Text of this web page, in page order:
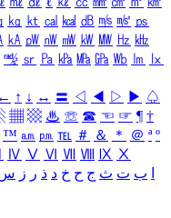
㎏ ㏏ ㎈ ㎉ ㏈ ㎧ ㎨ ㎰
㎄ ㎺ ㎻ ㎽ ㎾ ㎿ ㎐ ㎑
㎯ ㏛ ㎩ ㎪ ㎫ ㎬ ㏝ ㏐
㏓
← ↑ ↓ ↔ 〓 ◁ ◀ ▷ ▶ ♤
▦ ▩ ♨ ☏ ☎ ☜ ☞ ¶ †
™ ㏂ ㏘ ℡ ＃ ＆ ＊ ＠ ª º
Ⅳ Ⅴ Ⅵ Ⅶ Ⅷ Ⅸ Ⅹ
ب ت ث ج ح خ د ذ ر ز